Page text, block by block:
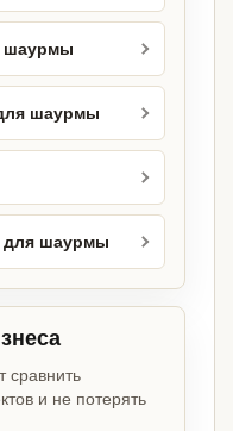
шаурмы
шаурмы
для шаурмы
сравнить
и не потерять